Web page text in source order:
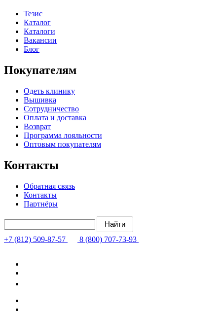
Тезис
Каталог
Каталоги
Вакансии
Блог
Покупателям
Одеть клинику
Вышивка
Сотрудничество
Оплата и доставка
Возврат
Программа лояльности
Оптовым покупателям
Контакты
Обратная связь
Контакты
Партнёры
+7 (812) 509-87-57 8 (800) 707-73-93